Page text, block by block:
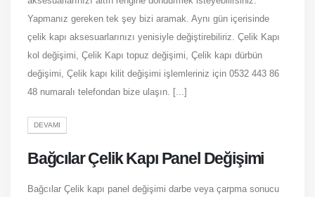
Yapmanız gereken tek şey bizi aramak. Aynı gün içerisinde
çelik kapı aksesuarlarınızı yenisiyle değiştirebiliriz. Çelik Kapı
kol değişimi, Çelik Kapı topuz değişimi, Çelik kapı dürbün
değişimi, Çelik kapı kilit değişimi işlemleriniz için 0532 443 86
48 numaralı telefondan bize ulaşın. [...]
DEVAMI
Bağcılar Çelik Kapı Panel Değişimi
Bağcılar Çelik kapı panel değişimi darbe veya çarpma sonucu